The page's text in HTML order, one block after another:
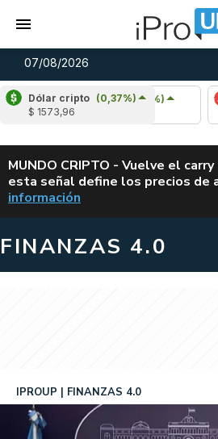
07/08/2026
Dólar cripto (0,37%)
$ 1573,96
Cardano (5,37%)
u$s 0,20
ALERTA
MUNDO CRIPTO - Vuelve el
esta señal define los precios de
información
FINANZAS 4.0
IPROUP FINANZAS 4.0